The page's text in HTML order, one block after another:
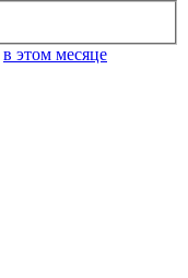
в этом месяце